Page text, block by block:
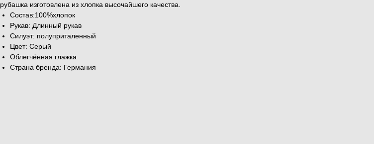
рубашка изготовлена ​​из хлопка высочайшего качества.
Состав:100%хлопок
Рукав: Длинный рукав
Силуэт: полуприталенный
Цвет: Серый
Облегчённая глажка
Страна бренда: Германия